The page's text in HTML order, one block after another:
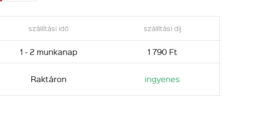
szállítási idő szállítási díj
1 - 2 munkanap 1 790 Ft
Raktáron ingyenes